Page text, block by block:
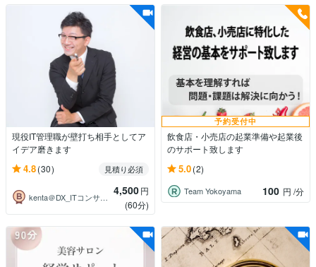
現役IT管理職が壁打ち相手としてア
イデア磨きます
4.8(30) 見積り必須
kenta＠DX_ITコンサル_面接 4,500円
(60分)
予約受付中
飲食店・小売店の起業準備や起業後
のサポート致します
5.0(2)
Team Yokoyama 100 円 /分